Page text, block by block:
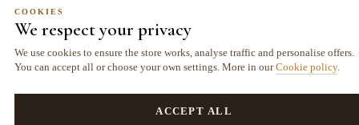
80x150 cm
572,00 zł
na zwrot
COOKIES
We respect your privacy
We use cookies to ensure the store works, analyse traffic and personalise offers.
You can accept all or choose your own settings. More in our Cookie policy.
ACCEPT ALL